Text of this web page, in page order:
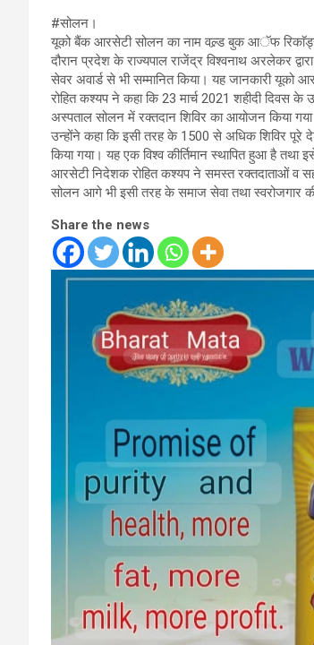
#सोलन।
यूको बैंक आरसेटी सोलन का नाम वल्र्ड बुक आॅफ
दौरान प्रदेश के राज्यपाल राजेंद्र विश्वनाथ अरलेकर
सेवर अवार्ड से भी सम्मानित किया। यह जानकारी
रोहित कश्यप ने कहा कि 23 मार्च 2021 शहीदी दिवस के
अस्पताल सोलन में रक्तदान शिविर का आयोजन किया
उन्होंने कहा कि इसी तरह के 1500 से अधिक शिविर पूरे
किया गया। यह एक विश्व कीर्तिमान स्थापित हुआ है
आरसेटी निदेशक रोहित कश्यप ने समस्त रक्तदाताओं व
सोलन आगे भी इसी तरह के समाज सेवा तथा स्वरोजगार
Share the news